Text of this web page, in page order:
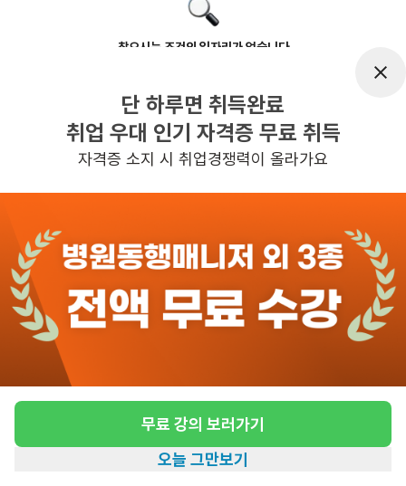
찾으시는 조건의 일자리가 없습니다
반경 3KM 이내의 일자리 확인하기
단 하루면 취득완료
취업 우대 인기 자격증 무료 취득
자격증 소지 시 취업경쟁력이 올라가요
무료 강의 보러가기
오늘 그만보기